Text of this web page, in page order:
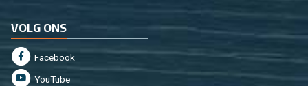
VOLG ONS
Fa­cebook
You­Tu­be